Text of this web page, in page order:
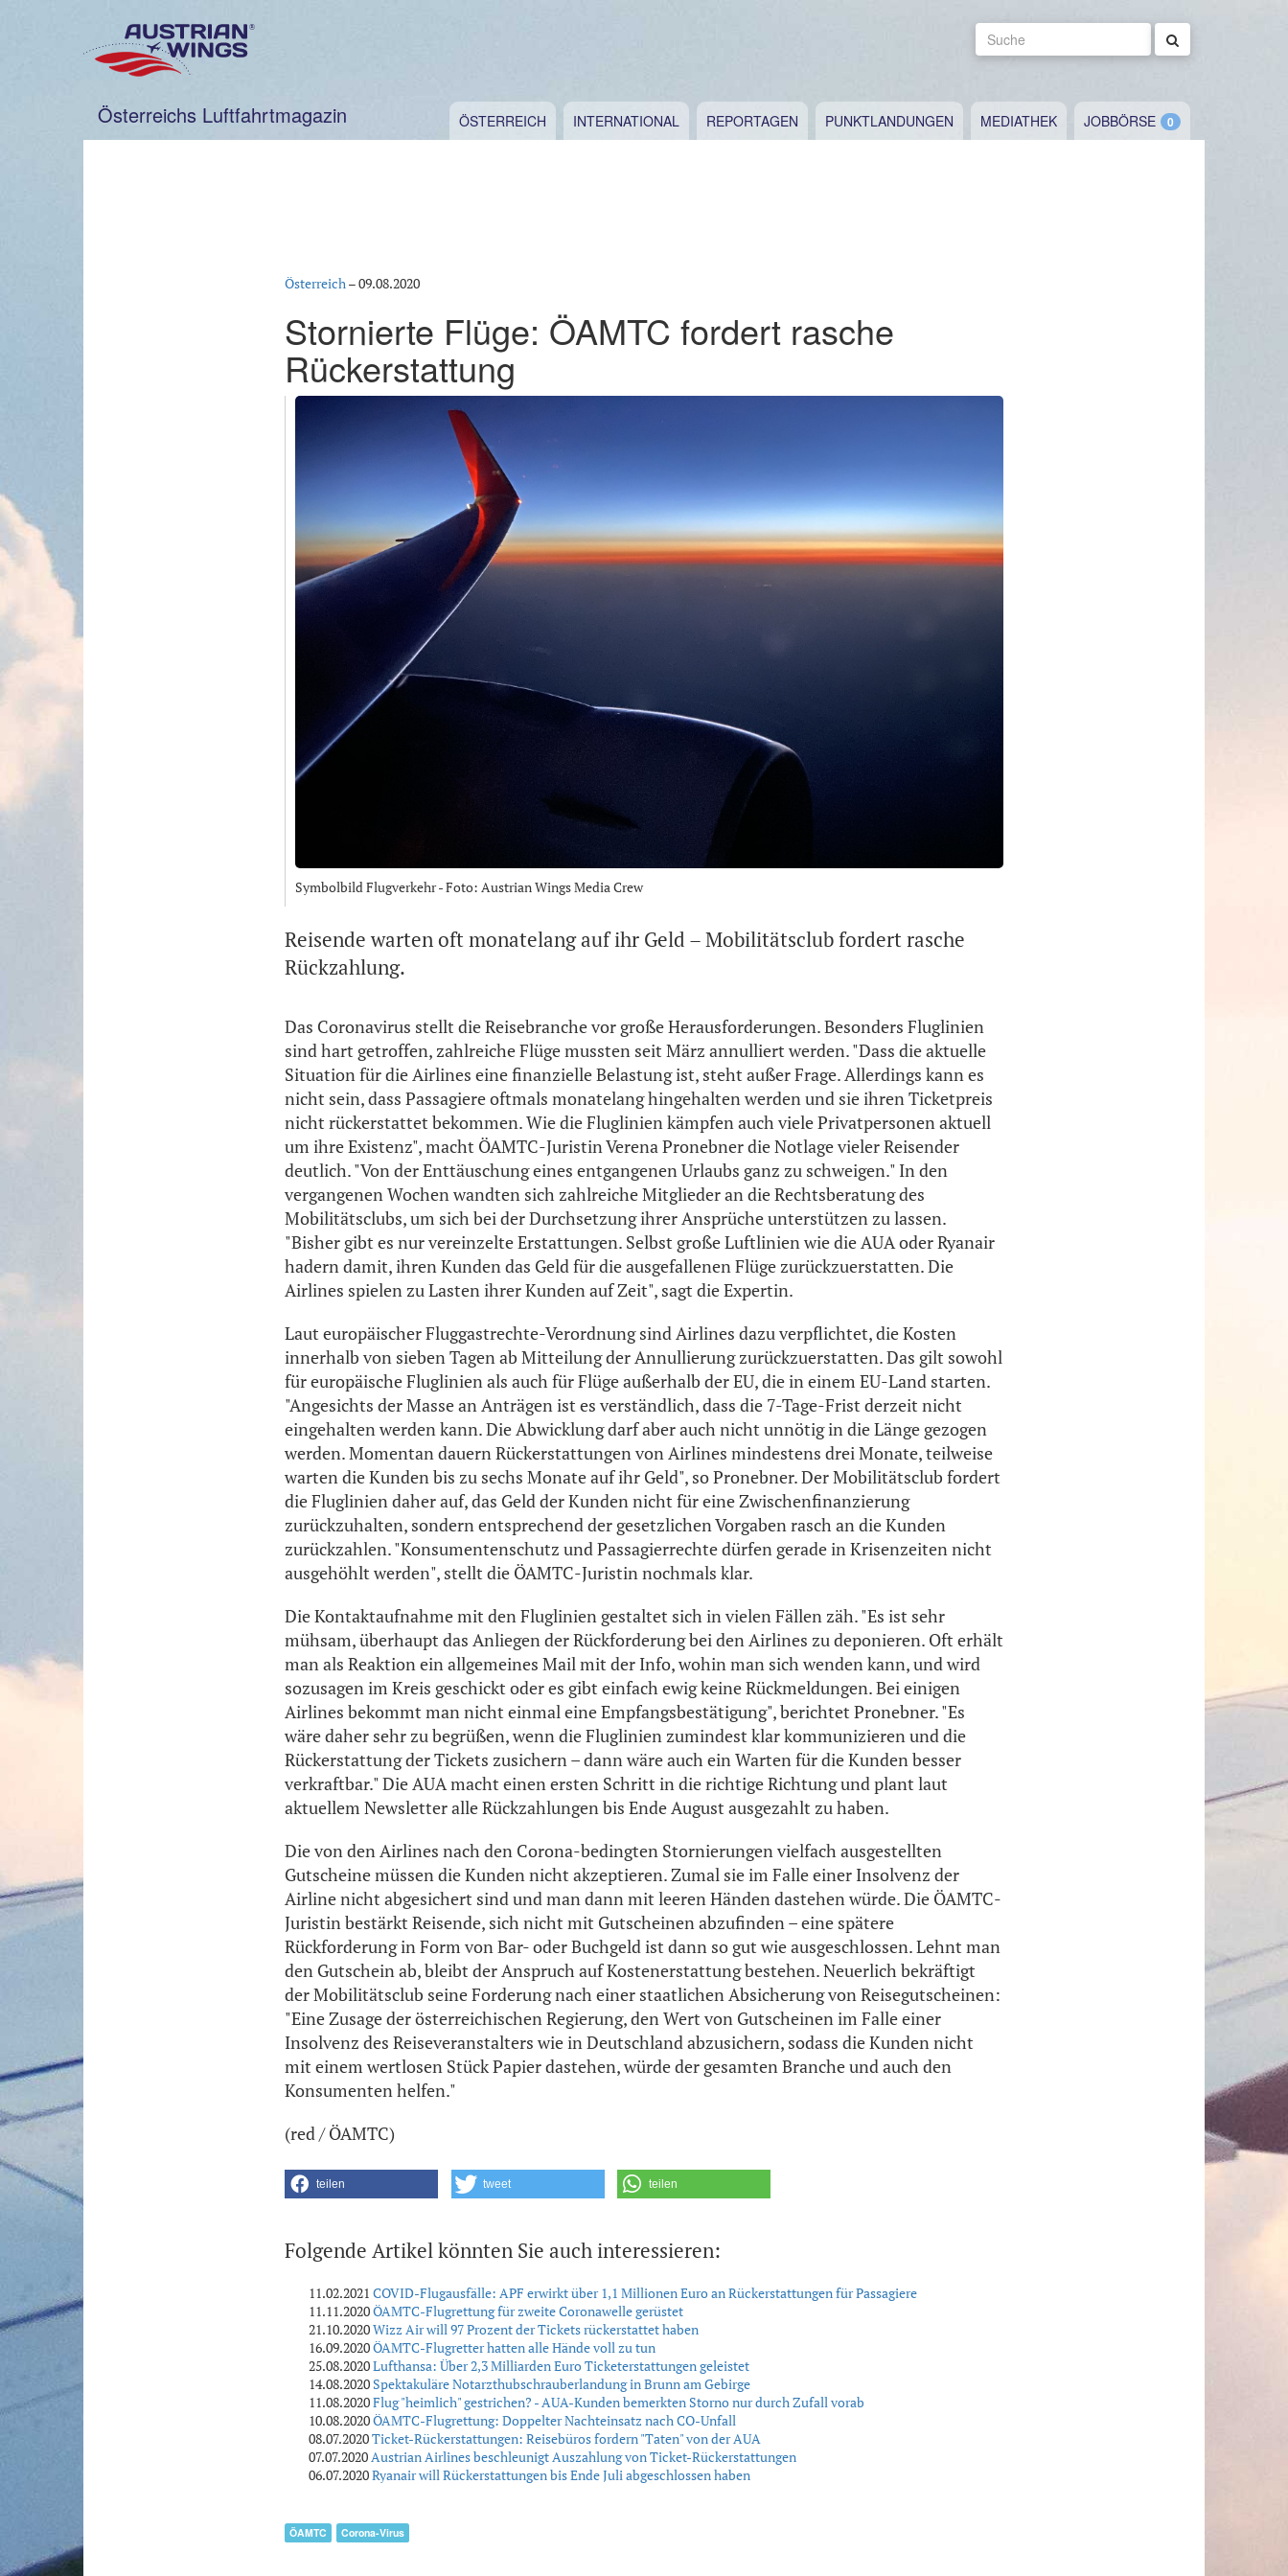
Suche
Österreichs Luftfahrtmagazin ÖSTERREICH INTERNATIONAL REPORTAGEN PUNKTLANDUNGEN MEDIATHEK JOBBÖRSE
Österreich–09.08.2020
Stornierte Flüge: ÖAMTC fordert rasche
Rückerstattung
Symbolbild Flugverkehr - Foto: Austrian Wings Media Crew
Reisende warten oft monatelang auf ihr Geld – Mobilitätsclub fordert rasche
Rückzahlung.
Das Coronavirus stellt die Reisebranche vor große Herausforderungen. Besonders Fluglinien
sind hart getroffen, zahlreiche Flüge mussten seit März annulliert werden. "Dass die aktuelle
Situation für die Airlines eine finanzielle Belastung ist, steht außer Frage. Allerdings kann es
nicht sein, dass Passagiere oftmals monatelang hingehalten werden und sie ihren Ticketpreis
nicht rückerstattet bekommen. Wie die Fluglinien kämpfen auch viele Privatpersonen aktuell
um ihre Existenz", macht ÖAMTC-Juristin Verena Pronebner die Notlage vieler Reisender
deutlich. "Von der Enttäuschung eines entgangenen Urlaubs ganz zu schweigen." In den
vergangenen Wochen wandten sich zahlreiche Mitglieder an die Rechtsberatung des
Mobilitätsclubs, um sich bei der Durchsetzung ihrer Ansprüche unterstützen zu lassen.
"Bisher gibt es nur vereinzelte Erstattungen. Selbst große Luftlinien wie die AUA oder Ryanair
hadern damit, ihren Kunden das Geld für die ausgefallenen Flüge zurückzuerstatten. Die
Airlines spielen zu Lasten ihrer Kunden auf Zeit", sagt die Expertin.
Laut europäischer Fluggastrechte-Verordnung sind Airlines dazu verpflichtet, die Kosten
innerhalb von sieben Tagen ab Mitteilung der Annullierung zurückzuerstatten. Das gilt sowohl
für europäische Fluglinien als auch für Flüge außerhalb der EU, die in einem EU-Land starten.
"Angesichts der Masse an Anträgen ist es verständlich, dass die 7-Tage-Frist derzeit nicht
eingehalten werden kann. Die Abwicklung darf aber auch nicht unnötig in die Länge gezogen
werden. Momentan dauern Rückerstattungen von Airlines mindestens drei Monate, teilweise
warten die Kunden bis zu sechs Monate auf ihr Geld", so Pronebner. Der Mobilitätsclub fordert
die Fluglinien daher auf, das Geld der Kunden nicht für eine Zwischenfinanzierung
zurückzuhalten, sondern entsprechend der gesetzlichen Vorgaben rasch an die Kunden
zurückzahlen. "Konsumentenschutz und Passagierrechte dürfen gerade in Krisenzeiten nicht
ausgehöhlt werden", stellt die ÖAMTC-Juristin nochmals klar.
Die Kontaktaufnahme mit den Fluglinien gestaltet sich in vielen Fällen zäh. "Es ist sehr
mühsam, überhaupt das Anliegen der Rückforderung bei den Airlines zu deponieren. Oft erhält
man als Reaktion ein allgemeines Mail mit der Info, wohin man sich wenden kann, und wird
sozusagen im Kreis geschickt oder es gibt einfach ewig keine Rückmeldungen. Bei einigen
Airlines bekommt man nicht einmal eine Empfangsbestätigung", berichtet Pronebner. "Es
wäre daher sehr zu begrüßen, wenn die Fluglinien zumindest klar kommunizieren und die
Rückerstattung der Tickets zusichern – dann wäre auch ein Warten für die Kunden besser
verkraftbar." Die AUA macht einen ersten Schritt in die richtige Richtung und plant laut
aktuellem Newsletter alle Rückzahlungen bis Ende August ausgezahlt zu haben.
Die von den Airlines nach den Corona-bedingten Stornierungen vielfach ausgestellten
Gutscheine müssen die Kunden nicht akzeptieren. Zumal sie im Falle einer Insolvenz der
Airline nicht abgesichert sind und man dann mit leeren Händen dastehen würde. Die ÖAMTC-
Juristin bestärkt Reisende, sich nicht mit Gutscheinen abzufinden – eine spätere
Rückforderung in Form von Bar- oder Buchgeld ist dann so gut wie ausgeschlossen. Lehnt man
den Gutschein ab, bleibt der Anspruch auf Kostenerstattung bestehen. Neuerlich bekräftigt
der Mobilitätsclub seine Forderung nach einer staatlichen Absicherung von Reisegutscheinen:
"Eine Zusage der österreichischen Regierung, den Wert von Gutscheinen im Falle einer
Insolvenz des Reiseveranstalters wie in Deutschland abzusichern, sodass die Kunden nicht
mit einem wertlosen Stück Papier dastehen, würde der gesamten Branche und auch den
Konsumenten helfen."
(red / ÖAMTC)
teilen tweet teilen
Folgende Artikel könnten Sie auch interessieren:
11.02.2021 COVID-Flugausfälle: APF erwirkt über 1,1 Millionen Euro an Rückerstattungen für Passagiere
11.11.2020ÖAMTC-Flugrettung für zweite Coronawelle gerüstet
21.10.2020Wizz Air will 97 Prozent der Tickets rückerstattet haben
16.09.2020ÖAMTC-Flugretter hatten alle Hände voll zu tun
25.08.2020Lufthansa: Über 2,3 Milliarden Euro Ticketerstattungen geleistet
14.08.2020 Spektakuläre Notarzthubschrauberlandung in Brunn am Gebirge
11.08.2020Flug "heimlich" gestrichen? - AUA-Kunden bemerkten Storno nur durch Zufall vorab
10.08.2020ÖAMTC-Flugrettung: Doppelter Nachteinsatz nach CO-Unfall
08.07.2020Ticket-Rückerstattungen: Reisebüros fordern "Taten" von der AUA
07.07.2020Austrian Airlines beschleunigt Auszahlung von Ticket-Rückerstattungen
06.07.2020Ryanair will Rückerstattungen bis Ende Juli abgeschlossen haben
ÖAMTC Corona-Virus